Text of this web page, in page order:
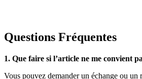
Questions Fréquentes
1. Que faire si l’article ne me convient
Vous pouvez demander un échange ou un